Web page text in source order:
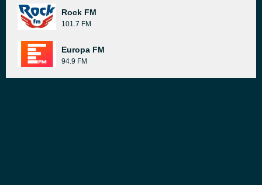
Rock FM
101.7 FM
Europa FM
94.9 FM